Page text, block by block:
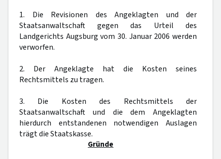
1. Die Revisionen des Angeklagten und der
Staatsanwaltschaft gegen das Urteil des
Landgerichts Augsburg vom 30. Januar 2006 werden
verworfen.
2. Der Angeklagte hat die Kosten seines
Rechtsmittels zu tragen.
3. Die Kosten des Rechtsmittels der
Staatsanwaltschaft und die dem Angeklagten
hierdurch entstandenen notwendigen Auslagen
trägt die Staatskasse.
Gründe